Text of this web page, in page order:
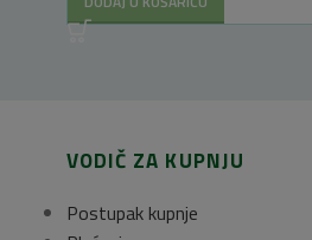
VODIČ ZA KUPNJU
Postupak kupnje